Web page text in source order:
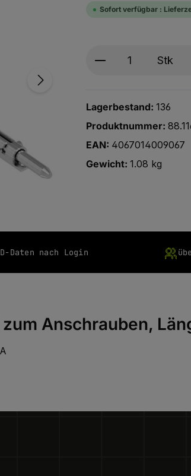
Sofort verfügbar :
Produkt Stk
Lagerbestand: 136
Produktnummer:
EAN: 4067014009067
Gewicht: 1.08 kg
Daten nach Login
Anschrauben,